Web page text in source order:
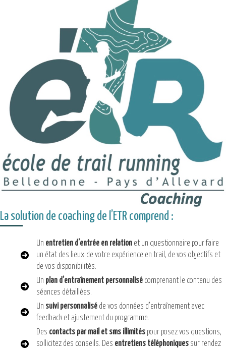
La solution de coaching de l’ETR comprend :
Un entretien d’entrée en relation et un questionnaire pour faire
un état des lieux de votre expérience en trail, de vos objectifs et
de vos disponibilités.
Un plan d’entraînement personnalisé comprenant le contenu des
séances détaillées.
Un suivi personnalisé de vos données d’entraînement avec
feedback et ajustement du programme.
Des contacts par mail et sms illimités pour posez vos questions,
sollicitez des conseils. Des entretiens téléphoniques sur rendez